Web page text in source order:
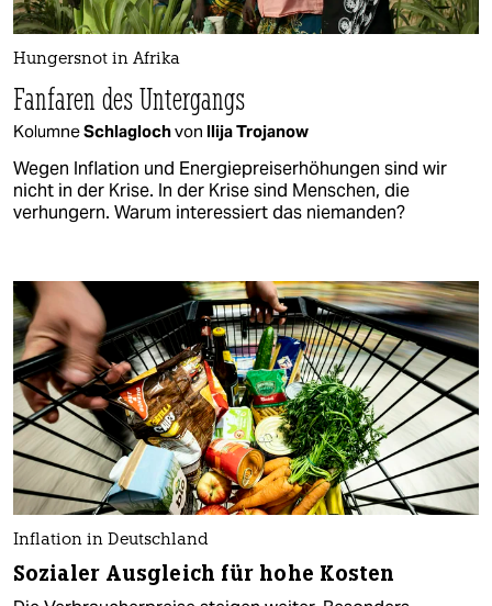
Hungersnot in Afrika
Fanfaren des Untergangs
KolumneSchlaglochvon Ilija Trojanow
Wegen Inflation und Energiepreiserhöhungen sind wir
nicht in der Krise. In der Krise sind Menschen, die
verhungern. Warum interessiert das niemanden?
Inflation in Deutschland
Sozialer Ausgleich für hohe Kosten